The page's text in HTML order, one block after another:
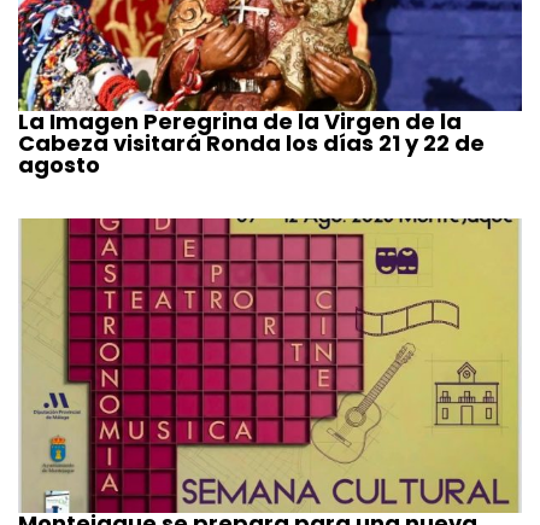
La Imagen Peregrina de la Virgen de la
Cabeza visitará Ronda los días 21 y 22 de
agosto